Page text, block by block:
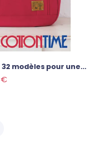
modèles pour une...
€